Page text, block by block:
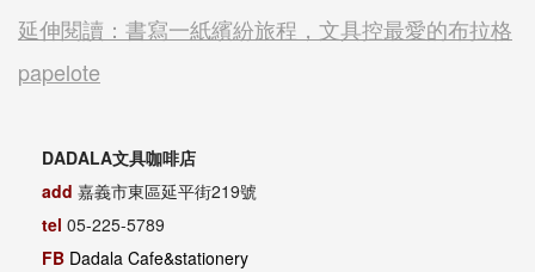
延伸閱讀：書寫一紙繽紛旅程，文具控最愛的布拉格
papelote
DADALA文具咖啡店
add 嘉義市東區延平街219號
tel 05-225-5789
FB Dadala Cafe&stationery